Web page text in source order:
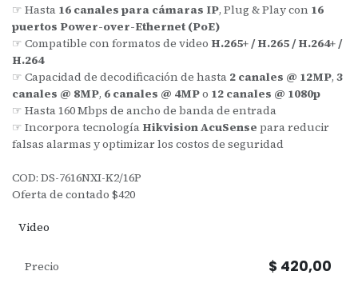
☞ Hasta 16 canales para cámaras IP, Plug & Play con 16
puertos Power-over-Ethernet (PoE)
☞ Compatible con formatos de video H.265+ / H.265 / H.264+ /
H.264
☞ Capacidad de decodificación de hasta 2 canales @ 12MP, 3
canales @ 8MP, 6 canales @ 4MPo 12 canales @ 1080p
☞ Hasta 160 Mbps de ancho de banda de entrada
☞ Incorpora tecnología Hikvision AcuSense para reducir
falsas alarmas y optimizar los costos de seguridad
COD: DS-7616NXI-K2/16P
Oferta de contado $420
Video
Precio $ 420,00